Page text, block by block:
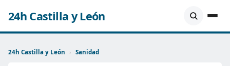
24h Castilla y León
24h Castilla y León › Sanidad